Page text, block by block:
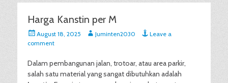
Harga Kanstin per M
Posted
on
August 18, 2025 AuthorJuminten2030
Leave a
comment
Dalam pembangunan jalan, trotoar, atau area parkir,
salah satu material yang sangat dibutuhkan adalah